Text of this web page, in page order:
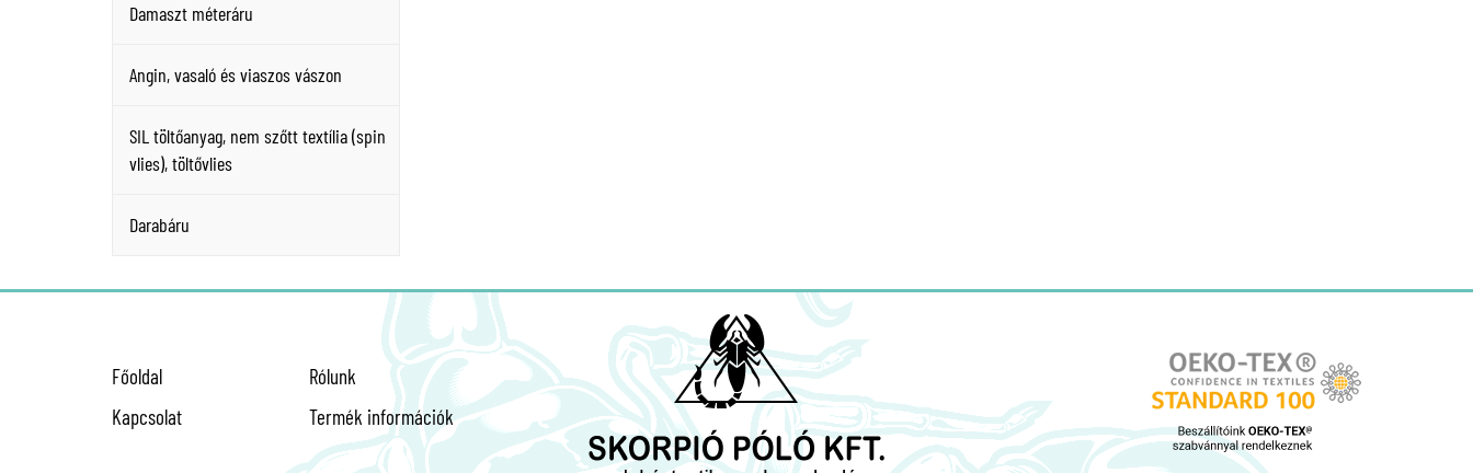
Damaszt méteráru
Angin, vasaló és viaszos vászon
SIL töltőanyag, nem szőtt textília (spin
vlies), töltővlies
Darabáru
Főoldal
Rólunk
Kapcsolat
Termék információk